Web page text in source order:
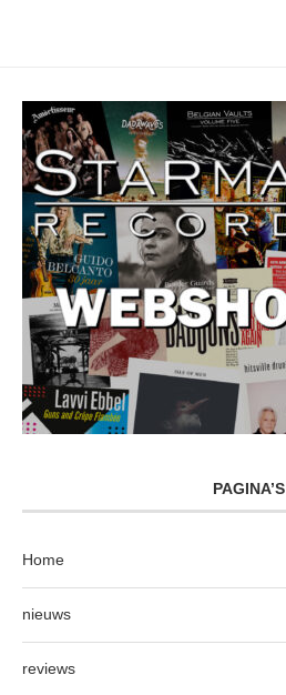
PAGINA’S
Home
nieuws
reviews